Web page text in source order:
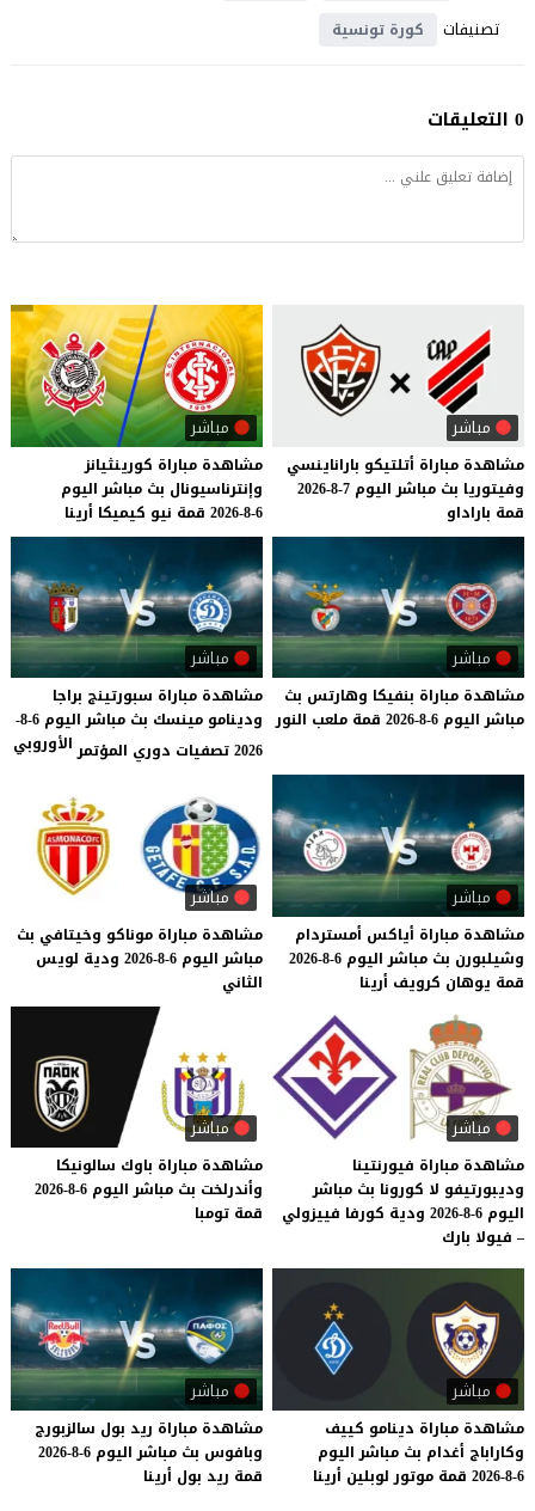
تصنيفات كورة تونسية
0 التعليقات
مباشر
مشاهدة مباراة أتلتيكو باراناينسي
وفيتوريا بث مباشر اليوم 7-8-2026
قمة باراداو
مباشر
مشاهدة مباراة كورينثيانز
وإنترناسيونال بث مباشر اليوم
6-8-2026
قمة نيو كيميكا أرينا
مباشر
مشاهدة مباراة بنفيكا وهارتس بث
مباشر اليوم 6-8-2026 قمة ملعب النور
مباشر
مشاهدة مباراة سبورتينج براجا
ودينامو مينسك بث مباشر اليوم 6-8-
2026 تصفيات دوري المؤتمر
الأوروبي
مباشر
مشاهدة مباراة أياكس أمستردام
وشيلبورن بث مباشر اليوم 6-8-2026
قمة يوهان كرويف أرينا
مباشر
مشاهدة مباراة موناكو وخيتافي بث
مباشر اليوم 6-8-2026 ودية لويس
الثاني
مباشر
مشاهدة مباراة فيورنتينا
وديبورتيفو لا كورونا بث مباشر
اليوم 6-8-2026 ودية كورفا فييزولي
– فيولا بارك
مباشر
مشاهدة مباراة باوك سالونيكا
وأندرلخت بث مباشر اليوم 6-8-2026
قمة تومبا
مباشر
مشاهدة مباراة دينامو كييف
وكاراباج أغدام بث مباشر اليوم
6-8-2026
قمة موتور لوبلين أرينا
مباشر
مشاهدة مباراة ريد بول سالزبورج
وبافوس بث مباشر اليوم 6-8-2026
قمة ريد بول أرينا